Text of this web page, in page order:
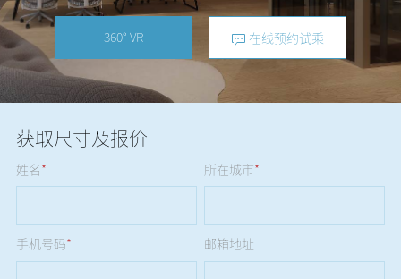
360° VR 在线预约试乘
获取尺寸及报价
姓名* 所在城市*
手机号码* 邮箱地址